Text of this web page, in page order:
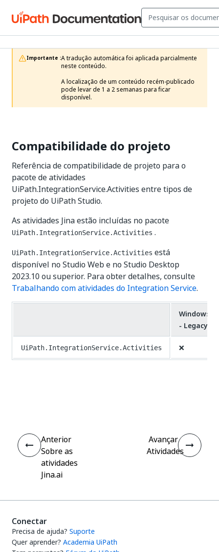
Importante :A tradução automática foi aplicada parcialmente
neste conteúdo.
A localização de um conteúdo recém-publicado
pode levar de 1 a 2 semanas para ficar
disponível.
Compatibilidade do projeto
Referência de compatibilidade de projeto para o
pacote de atividades
UiPath.IntegrationService.Activities entre tipos de
projeto do UiPath Studio.
As atividades Jina estão incluídas no pacote
UiPath.IntegrationService.Activities .
UiPath.IntegrationService.Activities está
disponível no Studio Web e no Studio Desktop
2023.10 ou superior. Para obter detalhes, consulte
Trabalhando com atividades do Integration Service.
Windows
- Legacy
UiPath.IntegrationService.Activities ❌
Anterior
Sobre as
atividades
Jina.ai
Avançar
Atividades
Conectar
Precisa de ajuda? Suporte
Quer aprender? Academia UiPath